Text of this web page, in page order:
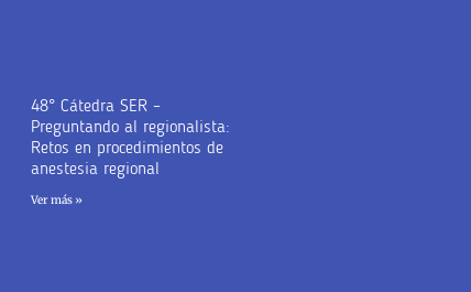
48° Cátedra SER –
Preguntando al regionalista:
Retos en procedimientos de
anestesia regional
Ver más »